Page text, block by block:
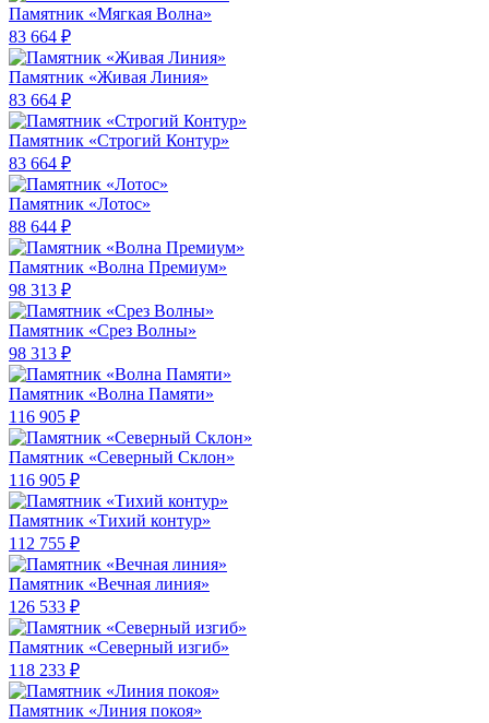
Памятник «Мягкая Волна»
83 664 ₽
Памятник «Живая Линия»
83 664 ₽
Памятник «Строгий Контур»
83 664 ₽
Памятник «Лотос»
88 644 ₽
Памятник «Волна Премиум»
98 313 ₽
Памятник «Срез Волны»
98 313 ₽
Памятник «Волна Памяти»
116 905 ₽
Памятник «Северный Склон»
116 905 ₽
Памятник «Тихий контур»
112 755 ₽
Памятник «Вечная линия»
126 533 ₽
Памятник «Северный изгиб»
118 233 ₽
Памятник «Линия покоя»